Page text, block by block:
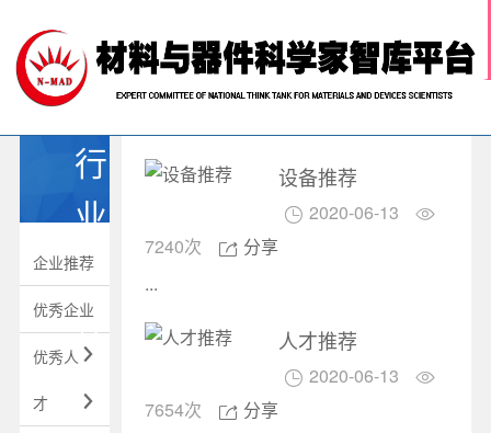

网站首页
关于我们
科技前沿
材料智库
学术活动
行业推荐
中国材料人
行
业
推
荐
企业推荐
优秀企业

优秀人
才 
设备推荐
 2020-06-13 
7240次  分享
...
人才推荐
 2020-06-13 
7654次  分享